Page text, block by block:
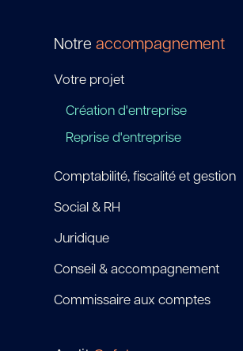
Notre accompagnement
Votre projet
Création d'entreprise
Reprise d'entreprise
Comptabilité, fiscalité et gestion
Social & RH
Juridique
Conseil & accompagnement
Commissaire aux comptes